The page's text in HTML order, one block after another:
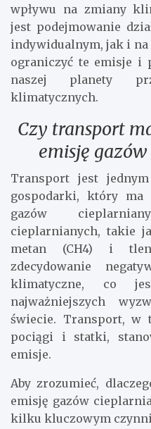
wpływu na zmiany
jest podejmowanie
indywidualnym, jak i
ograniczyć te emisje i
naszej planety
klimatycznych.
Czy transport
emisję
Transport jest
gospodarki, który ma
gazów
cieplarnianych, takie
metan (CH4) i
zdecydowanie
klimatyczne, co
najważniejszych
świecie. Transport, w
pociągi i statki,
emisje.
Aby zrozumieć,
emisję gazów
kilku kluczowym